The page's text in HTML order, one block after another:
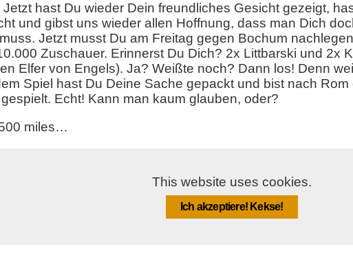
Jetzt hast Du wieder Dein freundliches Gesicht gezeigt,
und gibst uns wieder allen Hoffnung, dass man Dich
Jetzt musst Du am Freitag gegen Bochum
Zuschauer. Erinnerst Du Dich? 2x Littbarski und 2x
Elfer von Engels). Ja? Weißte noch? Dann los! Denn
Spiel hast Du Deine Sache gepackt und bist nach
Echt! Kann man kaum glauben, oder?
miles…
This website uses cookies.
Ich akzeptiere! Kekse!